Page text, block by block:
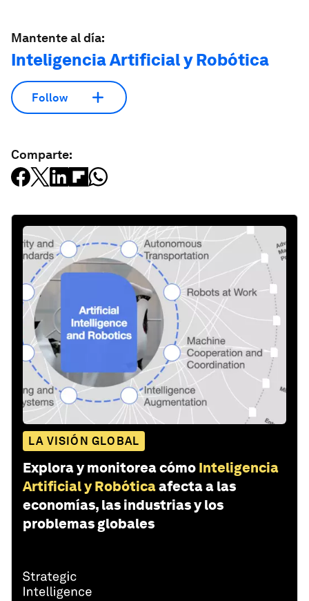
Mantente al día:
Inteligencia Artificial y Robótica
Follow
Comparte:
LA VISIÓN GLOBAL
Explora y monitorea cómo Inteligencia
Artificial y Robóticaafecta a las
economías, las industrias y los
problemas globales